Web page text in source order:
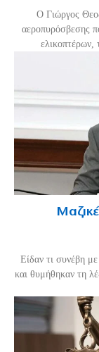
Ο Γιώργος
αεροπυρόσβεσης
ελικοπτέρων,
Είδαν τι συνέβη
και θυμήθηκαν τη